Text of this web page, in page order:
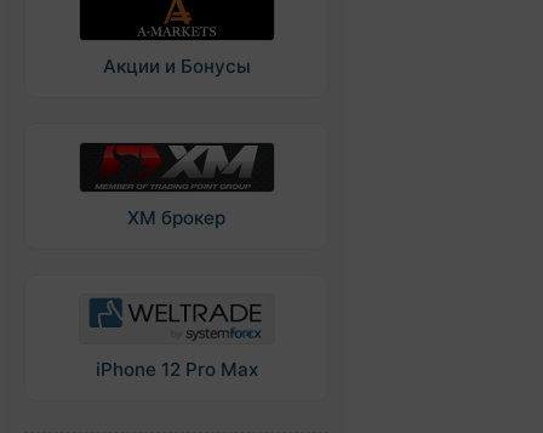
Акции и Бонусы
XM брокер
iPhone 12 Pro Max